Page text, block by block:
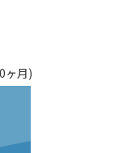
ヶ月)